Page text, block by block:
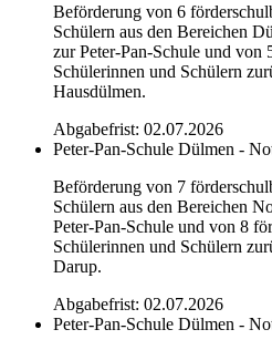
Beförderung von 6
Schülern aus den Bereichen
zur Peter-Pan-Schule und von
Schülerinnen und Schülern
Hausdülmen.
Abgabefrist: 02.07.2026
Peter-Pan-Schule Dülmen -
Beförderung von 7
Schülern aus den Bereichen
Peter-Pan-Schule und von 8
Schülerinnen und Schülern
Darup.
Abgabefrist: 02.07.2026
Peter-Pan-Schule Dülmen -